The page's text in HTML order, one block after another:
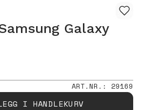
Galaxy
ART.NR. : 29169
I HANDLEKURV